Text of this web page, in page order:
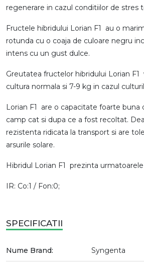
regenerare in cazul conditiilor de stres
Fructele hibridului Lorian F1 au o
rotunda cu o coaja de culoare negru
intens cu un gust dulce.
Greutatea fructelor hibridului Lorian F1
cultura normala si 7-9 kg in cazul
Lorian F1 are o capacitate foarte buna
camp cat si dupa ce a fost recoltat.
rezistenta ridicata la transport si are
arsurile solare.
Hibridul Lorian F1 prezinta
IR: Co:1 / Fon:0;
SPECIFICATII
Nume Brand: Syngenta